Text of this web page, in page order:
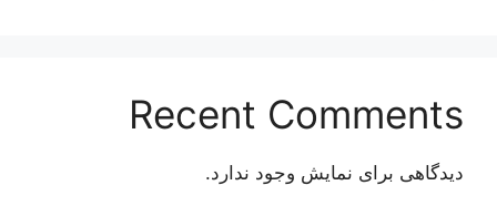
Recent Comments
دیدگاهی برای نمایش وجود ندارد.